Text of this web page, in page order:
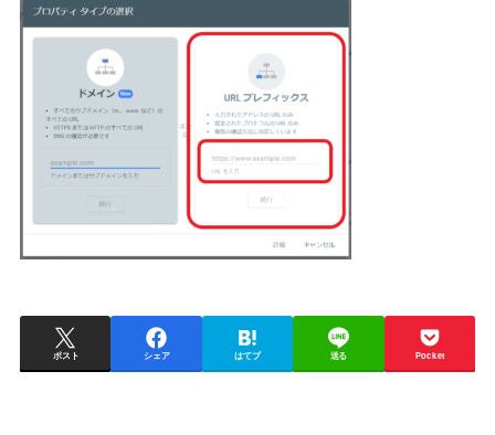
ポスト シェア はてブ 送る Pocket